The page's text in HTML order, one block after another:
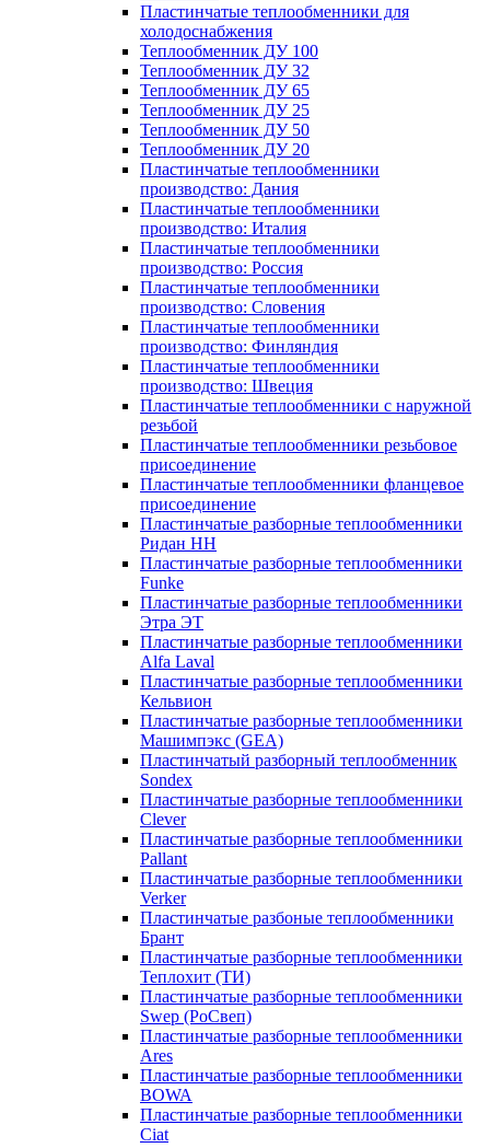
Пластинчатые теплообменники для
холодоснабжения
Теплообменник ДУ 100
Теплообменник ДУ 32
Теплообменник ДУ 65
Теплообменник ДУ 25
Теплообменник ДУ 50
Теплообменник ДУ 20
Пластинчатые теплообменники
производство: Дания
Пластинчатые теплообменники
производство: Италия
Пластинчатые теплообменники
производство: Россия
Пластинчатые теплообменники
производство: Словения
Пластинчатые теплообменники
производство: Финляндия
Пластинчатые теплообменники
производство: Швеция
Пластинчатые теплообменники с наружной
резьбой
Пластинчатые теплообменники резьбовое
присоединение
Пластинчатые теплообменники фланцевое
присоединение
Пластинчатые разборные теплообменники
Ридан НН
Пластинчатые разборные теплообменники
Funke
Пластинчатые разборные теплообменники
Этра ЭТ
Пластинчатые разборные теплообменники
Alfa Laval
Пластинчатые разборные теплообменники
Кельвион
Пластинчатые разборные теплообменники
Машимпэкс (GEA)
Пластинчатый разборный теплообменник
Sondex
Пластинчатые разборные теплообменники
Clever
Пластинчатые разборные теплообменники
Pallant
Пластинчатые разборные теплообменники
Verker
Пластинчатые разбоные теплообменники
Брант
Пластинчатые разборные теплообменники
Теплохит (ТИ)
Пластинчатые разборные теплообменники
Swep (РоСвеп)
Пластинчатые разборные теплообменники
Ares
Пластинчатые разборные теплообменники
BOWA
Пластинчатые разборные теплообменники
Ciat